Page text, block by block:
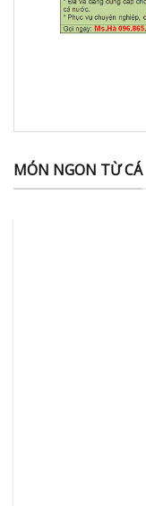
MÓN NGON TỪ CÁ